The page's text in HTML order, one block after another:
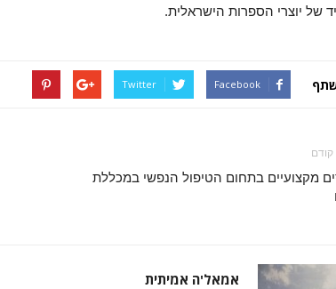
של יוצרי הספרות הישראלית.
Facebook
Twitter
מקצועיים בתחום הטיפול הנפשי במכללת
אמאל'ה אמיתית